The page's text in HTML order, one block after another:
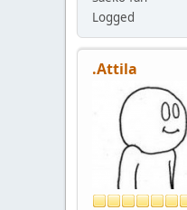
Logged
.Attila